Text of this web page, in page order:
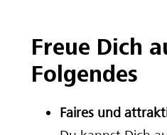
Freue Dich
Folgendes
Faires und